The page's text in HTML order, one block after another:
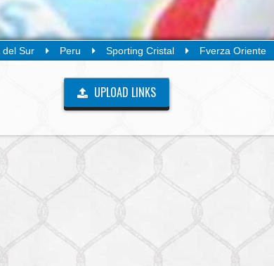
del Sur Peru Sporting Cristal Fverza Oriente
UPLOAD LINKS